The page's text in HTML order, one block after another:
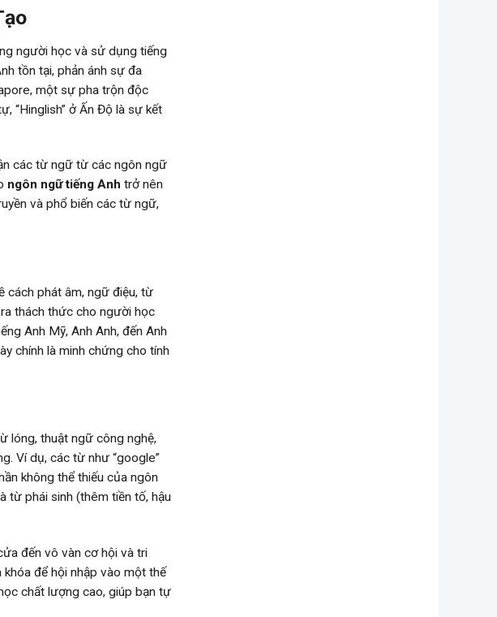
người học và sử dụng tiếng
tồn tại, phản ánh sự đa
một sự pha trộn độc
“Hinglish” ở Ấn Độ là sự kết
các từ ngữ từ các ngôn ngữ
ngôn ngữ tiếng Anh trở nên
và phổ biến các từ ngữ,
cách phát âm, ngữ điệu, từ
thách thức cho người học
Anh Mỹ, Anh Anh, đến Anh
chính là minh chứng cho tính
lóng, thuật ngữ công nghệ,
Ví dụ, các từ như “google”
không thể thiếu của ngôn
từ phái sinh (thêm tiền tố, hậu
đến vô vàn cơ hội và tri
để hội nhập vào một thế
chất lượng cao, giúp bạn tự